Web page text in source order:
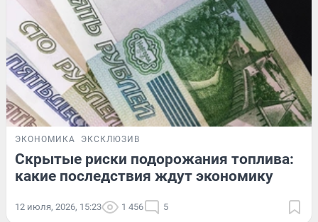
ЭКОНОМИКА ЭКСКЛЮЗИВ
Скрытые риски подорожания топлива:
какие последствия ждут экономику
12 июля, 2026, 15:23 1 456 5